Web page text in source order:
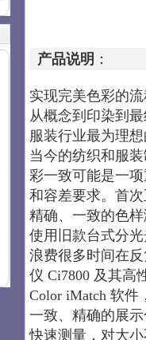
产品说明 ：
实现完美色彩的
从概念到印染到
服装行业最为理
当今的纺织和服
彩一致可能是一
和容差要求。首
精确、一致的色
使用旧款台式分
浪费很多时间在
仪 Ci7800 及其高
Color iMatch 软件
一致、精确的展
快速测量，对大